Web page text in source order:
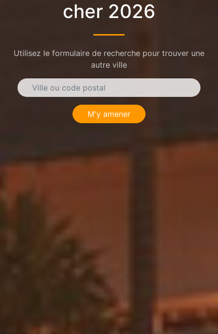
cher 2026
Utilisez le formulaire de recherche pour trouver une
autre ville
M'y amener